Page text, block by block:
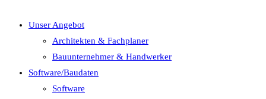
Unser Angebot
Architekten & Fachplaner
Bauunternehmer & Handwerker
Software/Baudaten
Software